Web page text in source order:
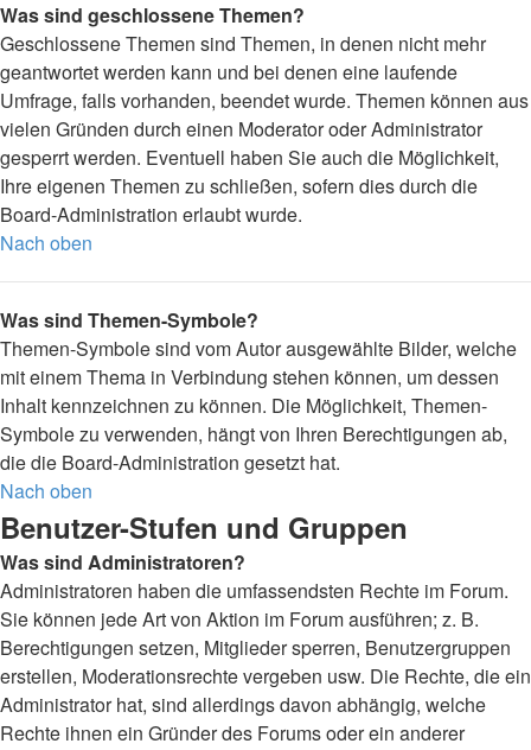
Was sind geschlossene Themen?
Geschlossene Themen sind Themen, in denen nicht mehr
geantwortet werden kann und bei denen eine laufende
Umfrage, falls vorhanden, beendet wurde. Themen können aus
vielen Gründen durch einen Moderator oder Administrator
gesperrt werden. Eventuell haben Sie auch die Möglichkeit,
Ihre eigenen Themen zu schließen, sofern dies durch die
Board-Administration erlaubt wurde.
Nach oben
Was sind Themen-Symbole?
Themen-Symbole sind vom Autor ausgewählte Bilder, welche
mit einem Thema in Verbindung stehen können, um dessen
Inhalt kennzeichnen zu können. Die Möglichkeit, Themen-
Symbole zu verwenden, hängt von Ihren Berechtigungen ab,
die die Board-Administration gesetzt hat.
Nach oben
Benutzer-Stufen und Gruppen
Was sind Administratoren?
Administratoren haben die umfassendsten Rechte im Forum.
Sie können jede Art von Aktion im Forum ausführen; z. B.
Berechtigungen setzen, Mitglieder sperren, Benutzergruppen
erstellen, Moderationsrechte vergeben usw. Die Rechte, die ein
Administrator hat, sind allerdings davon abhängig, welche
Rechte ihnen ein Gründer des Forums oder ein anderer